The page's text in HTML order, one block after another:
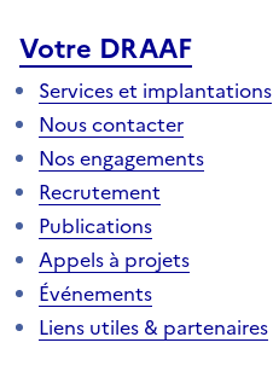
Votre DRAAF
Services et implantations
Nous contacter
Nos engagements
Recrutement
Publications
Appels à projets
Événements
Liens utiles & partenaires